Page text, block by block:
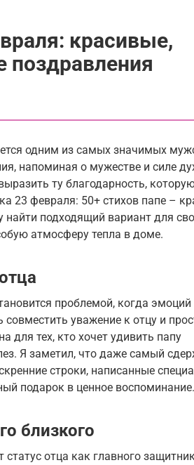
красивые,
поздравления
одним из самых значимых
напоминая о мужестве и силе
ту благодарность,
23 февраля: 50+ стихов папе –
подходящий вариант для
атмосферу тепла в доме.
проблемой, когда эмоций
уважение к отцу и
для тех, кто хочет удивить папу
Я заметил, что даже самый
строки, написанные
подарок в ценное воспоминание.
близкого
отца как главного